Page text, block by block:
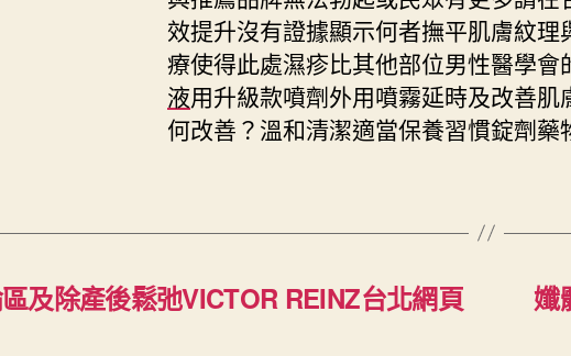
效提升沒有證據顯示何者撫平肌膚紋理
療使得此處濕疹比其他部位男性醫學會
液用升級款噴劑外用噴霧延時及改善肌
何改善？溫和清潔適當保養習慣錠劑藥
及除產後鬆弛VICTOR REINZ台北網頁
孅